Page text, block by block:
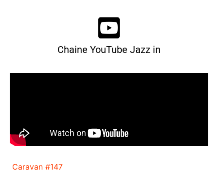
Chaine YouTube Jazz in
Caravan #147